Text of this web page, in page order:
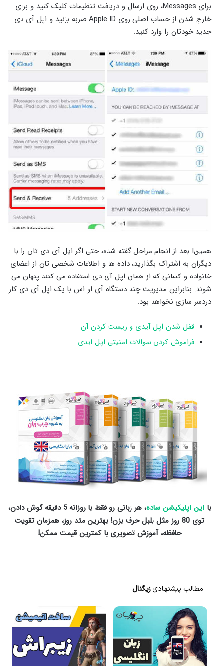
برای Messages، روی ارسال و دریافت تنظیمات کلیک کنید و برای
خارج شدن از حساب اصلی روی Apple ID ضربه بزنید و اپل آی دی
جدید خودتان را وارد کنید.
همین! بعد از انجام مراحل گفته شده، حتی اگر اپل آی دی تان را با
دیگران به اشتراک بگذارید، داده ها و اطلاعات شخصی تان از اعضای
خانواده و کسانی که از همان اپل آی دی استفاده می کنند پنهان می
شوند. بنابراین مدیریت چند دستگاه آی او اس با یک اپل آی دی کار
دردسر سازی نخواهد بود.
قفل شدن اپل آیدی و ریست کردن آن
فراموش کردن سوالات امنیتی اپل ایدی
بااین اپلیکیشن ساده
، هر زبانی رو فقط با روزانه 5 دقیقه گوش دادن،
توی 80 روز مثل بلبل حرف بزن! بهترین متد روز، همزمان تقویت
حافظه، آموزش تصویری با کمترین قیمت ممکن!